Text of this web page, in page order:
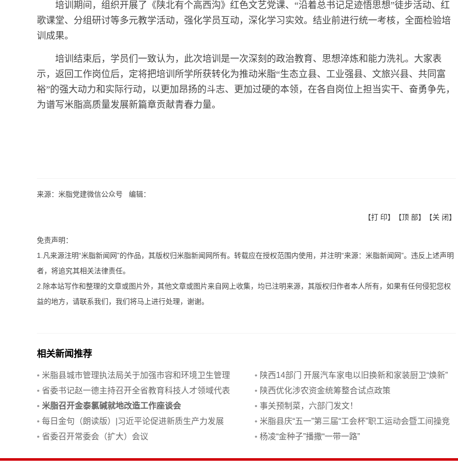
培训期间，组织开展了《陕北有个高西沟》红色文艺党课、“沿着总书记足迹悟思想”徒步活动、红
歌课堂、分组研讨等多元教学活动，强化学员互动，深化学习实效。结业前进行统一考核，全面检验培
训成果。
培训结束后，学员们一致认为，此次培训是一次深刻的政治教育、思想淬炼和能力洗礼。大家表
示，返回工作岗位后，定将把培训所学所获转化为推动米脂“生态立县、工业强县、文旅兴县、共同富
裕”的强大动力和实际行动，以更加昂扬的斗志、更加过硬的本领，在各自岗位上担当实干、奋勇争先，
为谱写米脂高质量发展新篇章贡献青春力量。
来源：米脂党建微信公众号 编辑：
【打 印】【顶 部】【关 闭】
免责声明：
1.凡来源注明“米脂新闻网”的作品，其版权归米脂新闻网所有。转载应在授权范围内使用，并注明“来源：米脂新闻网”。违反上述声明
者，将追究其相关法律责任。
2.除本站写作和整理的文章或图片外，其他文章或图片来自网上收集，均已注明来源，其版权归作者本人所有，如果有任何侵犯您权
益的地方，请联系我们，我们将马上进行处理，谢谢。
相关新闻推荐
• 米脂县城市管理执法局关于加强市容和环境卫生管理
的告知书
• 陕西14部门 开展汽车家电以旧换新和家装厨卫“焕新”
• 省委书记赵一德主持召开全省教育科技人才领域代表
座谈会
• 陕西优化涉农资金统筹整合试点政策
• 米脂召开金泰氯碱就地改造工作座谈会 • 事关预制菜，六部门发文！
• 每日金句（朗读版）|习近平论促进新质生产力发展 • 米脂县庆“五一”第三届“工会杯”职工运动会暨工间操竞
赛举行
• 省委召开常委会（扩大）会议 • 杨凌“金种子”播撒“一带一路”